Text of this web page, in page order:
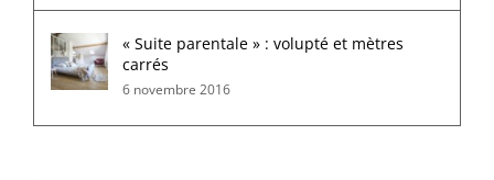
« Suite parentale » : volupté et mètres
carrés
6 novembre 2016